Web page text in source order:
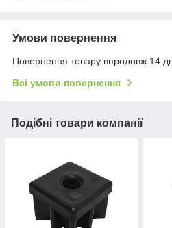
Умови повернення
Повернення товару впродовж 14
Всі умови повернення
Подібні товари компанії